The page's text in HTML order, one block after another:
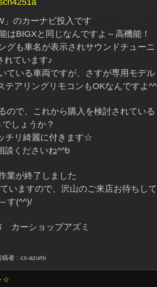
」のカーナビ投入です
はBIGXと同じなんですよ～高機能！
グも車名が表示されサウンドチューニ
れています♪
ている車両ですが、さすが専用モデル
アリングリモコンもOKなんですよ^^
ので、これから購入を検討されている
しょうか？
チリ綺麗に付きます☆
談くださいね^^b
業が終了しました
いますので、沢山のご来店お待ちして
す(^^)/
ーショップアズミ
稿者 : cs-azumi
☆